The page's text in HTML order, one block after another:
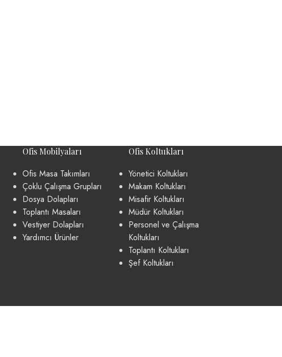
Ofis Mobilyaları
Ofis Masa Takımları
Çoklu Çalışma Grupları
Dosya Dolapları
Toplantı Masaları
Vestiyer Dolapları
Yardımcı Ürünler
Ofis Koltukları
Yönetici Koltukları
Makam Koltukları
Misafir Koltukları
Müdür Koltukları
Personel ve Çalışma
Koltukları
Toplantı Koltukları
Şef Koltukları